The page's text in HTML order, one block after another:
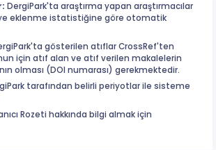
DergiPark'ta araştırma yapan araştırmacılar
eklenme istatistiğine göre otomatik
gösterilen atıflar CrossRef'ten
için atıf alan ve atıf verilen makalelerin
olması (DOI numarası) gerekmektedir.
tarafından belirli periyotlar ile sisteme
Rozeti hakkında bilgi almak için